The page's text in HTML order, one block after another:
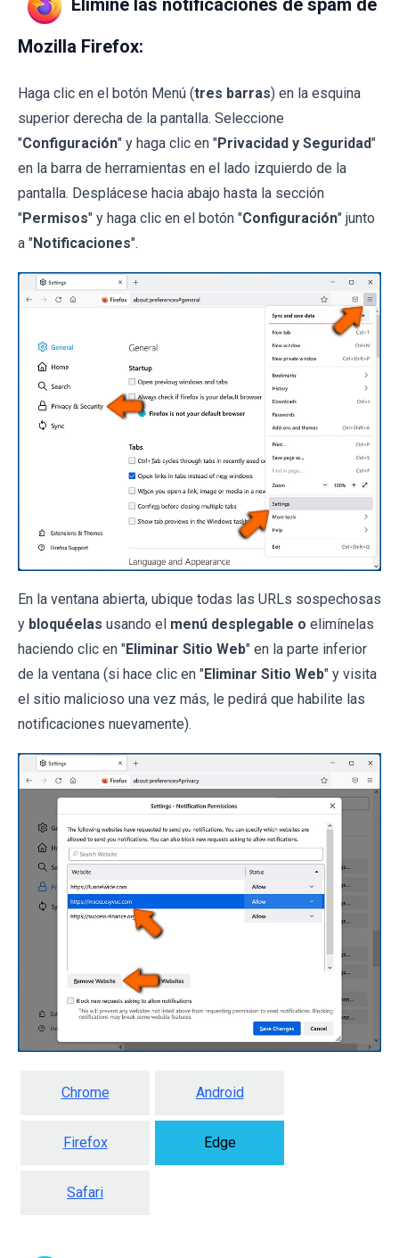
Elimine las notificaciones de spam de
Mozilla Firefox:
Haga clic en el botón Menú (tres barras) en la esquina
superior derecha de la pantalla. Seleccione
"Configuración" y haga clic en "Privacidad y Seguridad"
en la barra de herramientas en el lado izquierdo de la
pantalla. Desplácese hacia abajo hasta la sección
"Permisos" y haga clic en el botón "Configuración" junto
a "Notificaciones".
En la ventana abierta, ubique todas las URLs sospechosas
y bloquéelas usando el menú desplegable o elimínelas
haciendo clic en "Eliminar Sitio Web" en la parte inferior
de la ventana (si hace clic en "Eliminar Sitio Web" y visita
el sitio malicioso una vez más, le pedirá que habilite las
notificaciones nuevamente).
Chrome Android
Firefox Edge
Safari